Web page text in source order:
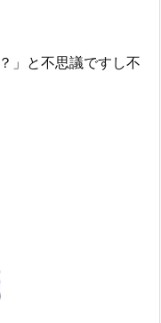
」と不思議ですし不